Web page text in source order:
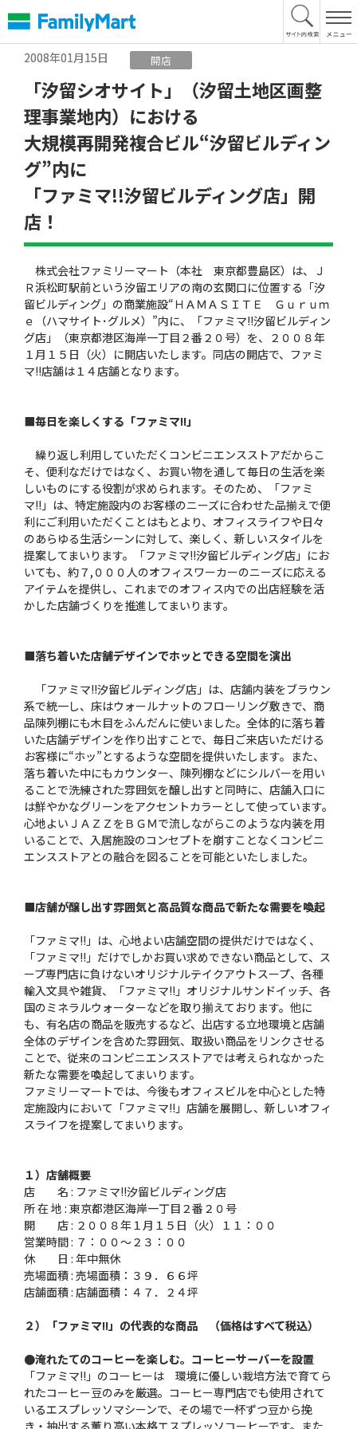
文
へ
2008年01月15日
開店
「汐留シオサイト」（汐留土地区画整
理事業地内）における
大規模再開発複合ビル“汐留ビルディン
グ”内に
「ファミマ!!汐留ビルディング店」開
店！
株式会社ファミリーマート（本社 東京都豊島区）は、Ｊ
Ｒ浜松町駅前という汐留エリアの南の玄関口に位置する「汐
留ビルディング」の商業施設“ＨＡＭＡＳＩＴＥ Ｇｕｒｕｍ
ｅ（ハマサイト･グルメ）”内に、「ファミマ!!汐留ビルディン
グ店」（東京都港区海岸一丁目２番２０号）を、２００８年
１月１５日（火）に開店いたします。同店の開店で、ファミ
マ!!店舗は１４店舗となります。
■毎日を楽しくする「ファミマ!!」
繰り返し利用していただくコンビニエンスストアだからこ
そ、便利なだけではなく、お買い物を通して毎日の生活を楽
しいものにする役割が求められます。そのため、「ファミ
マ!!」は、特定施設内のお客様のニーズに合わせた品揃えで便
利にご利用いただくことはもとより、オフィスライフや日々
のあらゆる生活シーンに対して、楽しく、新しいスタイルを
提案してまいります。「ファミマ!!汐留ビルディング店」にお
いても、約７,０００人のオフィスワーカーのニーズに応える
アイテムを提供し、これまでのオフィス内での出店経験を活
かした店舗づくりを推進してまいります。
■落ち着いた店舗デザインでホッとできる空間を演出
「ファミマ!!汐留ビルディング店」は、店舗内装をブラウン
系で統一し、床はウォールナットのフローリング敷きで、商
品陳列棚にも木目をふんだんに使いました。全体的に落ち着
いた店舗デザインを作り出すことで、毎日ご来店いただける
お客様に“ホッ”とするような空間を提供いたします。また、
落ち着いた中にもカウンター、陳列棚などにシルバーを用い
ることで洗練された雰囲気を醸し出すと同時に、店舗入口に
は鮮やかなグリーンをアクセントカラーとして使っています。
心地よいＪＡＺＺをＢＧＭで流しながらこのような内装を用
いることで、入居施設のコンセプトを崩すことなくコンビニ
エンスストアとの融合を図ることを可能といたしました。
■店舗が醸し出す雰囲気と高品質な商品で新たな需要を喚起
「ファミマ!!」は、心地よい店舗空間の提供だけではなく、
「ファミマ!!」だけでしかお買い求めできない商品として、ス
ープ専門店に負けないオリジナルテイクアウトスープ、各種
輸入文具や雑貨、「ファミマ!!」オリジナルサンドイッチ、各
国のミネラルウォーターなどを取り揃えております。他に
も、有名店の商品を販売するなど、出店する立地環境と店舗
全体のデザインを含めた雰囲気、取扱い商品をリンクさせる
ことで、従来のコンビニエンスストアでは考えられなかった
新たな需要を喚起してまいります。
ファミリーマートでは、今後もオフィスビルを中心とした特
定施設内において「ファミマ!!」店舗を展開し、新しいオフィ
スライフを提案してまいります。
１）店舗概要
店 名 : ファミマ!!汐留ビルディング店
所 在 地 : 東京都港区海岸一丁目２番２０号
開 店 : ２００８年１月１５日（火）１１：００
営業時間 : ７：００〜２３：００
休 日 : 年中無休
売場面積 : 売場面積：３９．６６坪
店舗面積 : 店舗面積：４７．２４坪
２）「ファミマ!!」の代表的な商品 （価格はすべて税込）
●淹れたてのコーヒーを楽しむ。コーヒーサーバーを設置
「ファミマ!!」のコーヒーは 環境に優しい栽培方法で育てら
れたコーヒー豆のみを厳選。コーヒー専門店でも使用されて
いるエスプレッソマシーンで、その場で一杯ずつ豆から挽
き・抽出する薫り高い本格エスプレッソコーヒーです。また